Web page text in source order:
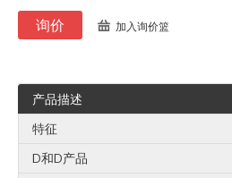
询价 加入询价篮
产品描述
特征
D和D产品